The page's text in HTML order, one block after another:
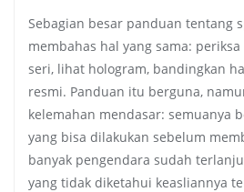
Sebagian besar panduan tentang
membahas hal yang sama:
seri, lihat hologram, bandingkan
resmi. Panduan itu berguna,
kelemahan mendasar: semuanya
yang bisa dilakukan sebelum
banyak pengendara sudah
yang tidak diketahui keasliannya